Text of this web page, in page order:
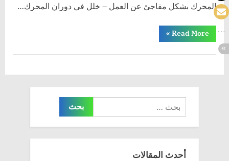
المحرك بشكل مفاجئ عن العمل – خلل في دوران المحرك…
Read More“علامات
وجود
مختلط
»
عن:
أحدث المقالات